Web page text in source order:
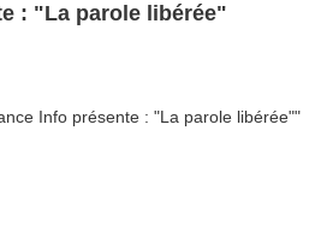
: "La parole libérée"